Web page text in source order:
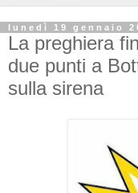
lunedì 19 gennaio
La preghiera
due punti a
sulla sirena